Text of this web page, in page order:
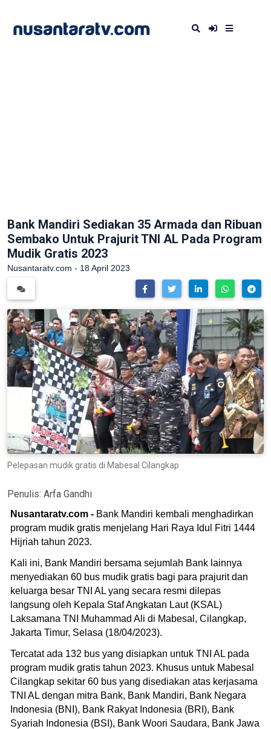
Bank Mandiri Sediakan 35 Armada dan Ribuan
Sembako Untuk Prajurit TNI AL Pada Program
Mudik Gratis 2023
Nusantaratv.com - 18 April 2023
Pelepasan mudik gratis di Mabesal Cilangkap
Penulis: Arfa Gandhi
Nusantaratv.com - Bank Mandiri kembali menghadirkan
program mudik gratis menjelang Hari Raya Idul Fitri 1444
Hijriah tahun 2023.
Kali ini, Bank Mandiri bersama sejumlah Bank lainnya
menyediakan 60 bus mudik gratis bagi para prajurit dan
keluarga besar TNI AL yang secara resmi dilepas
langsung oleh Kepala Staf Angkatan Laut (KSAL)
Laksamana TNI Muhammad Ali di Mabesal, Cilangkap,
Jakarta Timur, Selasa (18/04/2023).
Tercatat ada 132 bus yang disiapkan untuk TNI AL pada
program mudik gratis tahun 2023. Khusus untuk Mabesal
Cilangkap sekitar 60 bus yang disediakan atas kerjasama
TNI AL dengan mitra Bank, Bank Mandiri, Bank Negara
Indonesia (BNI), Bank Rakyat Indonesia (BRI), Bank
Syariah Indonesia (BSI), Bank Woori Saudara, Bank Jawa